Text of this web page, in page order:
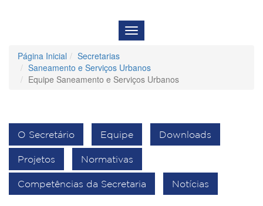
Menu
de
Página Inicial
Secretarias
Saneamento e Serviços Urbanos
Equipe Saneamento e Serviços Urbanos
O Secretário Equipe Downloads
Projetos Normativas
Competências da Secretaria Notícias